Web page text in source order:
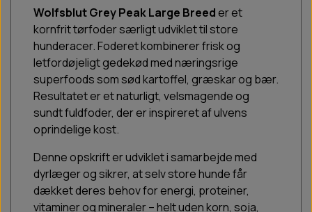
Wolfsblut Grey Peak Large Breeder et
kornfrit tørfoder særligt udviklet til store
hunderacer. Foderet kombinerer frisk og
letfordøjeligt gedekød med næringsrige
superfoods som sød kartoffel, græskar og bær.
Resultatet er et naturligt, velsmagende og
sundt fuldfoder, der er inspireret af ulvens
oprindelige kost.
Denne opskrift er udviklet i samarbejde med
dyrlæger og sikrer, at selv store hunde får
dækket deres behov for energi, proteiner,
vitaminer og mineraler – helt uden korn, soja,